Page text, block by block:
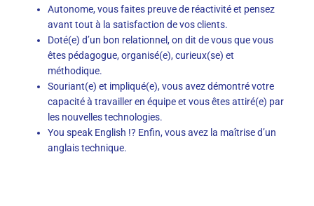
Autonome, vous faites preuve de réactivité et pensez
avant tout à la satisfaction de vos clients.
Doté(e) d’un bon relationnel, on dit de vous que vous
êtes pédagogue, organisé(e), curieux(se) et
méthodique.
Souriant(e) et impliqué(e), vous avez démontré votre
capacité à travailler en équipe et vous êtes attiré(e) par
les nouvelles technologies.
You speak English !? Enfin, vous avez la maîtrise d’un
anglais technique.